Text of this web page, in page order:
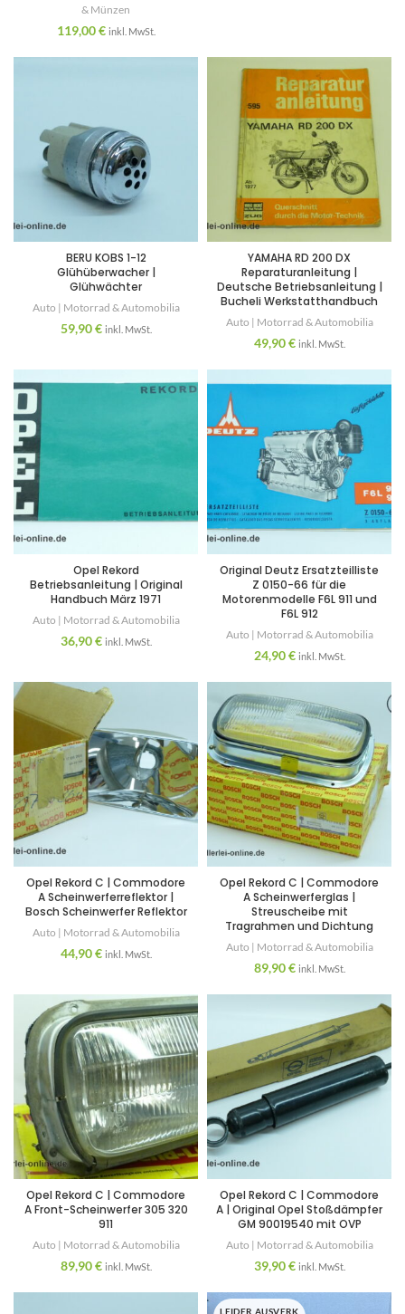
& Münzen
119,00€ inkl. MwSt.
BERU KOBS 1-12
Glühüberwacher |
Glühwächter
Auto | Motorrad & Automobilia
59,90€ inkl. MwSt.
YAMAHA RD 200 DX
Reparaturanleitung |
Deutsche Betriebsanleitung |
Bucheli Werkstatthandbuch
Auto | Motorrad & Automobilia
49,90€ inkl. MwSt.
Opel Rekord
Betriebsanleitung | Original
Handbuch März 1971
Auto | Motorrad & Automobilia
36,90€ inkl. MwSt.
Original Deutz Ersatzteilliste
Z 0150-66 für die
Motorenmodelle F6L 911 und
F6L 912
Auto | Motorrad & Automobilia
24,90€ inkl. MwSt.
Opel Rekord C | Commodore
A Scheinwerferreflektor |
Bosch Scheinwerfer Reflektor
Auto | Motorrad & Automobilia
44,90€ inkl. MwSt.
Opel Rekord C | Commodore
A Scheinwerferglas |
Streuscheibe mit
Tragrahmen und Dichtung
Auto | Motorrad & Automobilia
89,90€ inkl. MwSt.
Opel Rekord C | Commodore
A Front-Scheinwerfer 305 320
911
Auto | Motorrad & Automobilia
89,90€ inkl. MwSt.
Opel Rekord C | Commodore
A | Original Opel Stoßdämpfer
GM 90019540 mit OVP
Auto | Motorrad & Automobilia
39,90€ inkl. MwSt.
LEIDER AUSVERK